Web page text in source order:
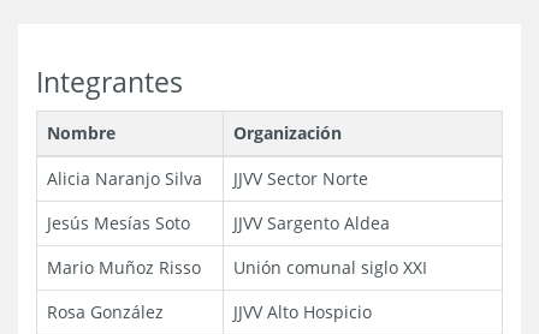
Integrantes
Nombre
Organización
Alicia Naranjo Silva
JJVV Sector Norte
Jesús Mesías Soto
JJVV Sargento Aldea
Mario Muñoz Risso
Unión comunal siglo XXI
Rosa González
JJVV Alto Hospicio